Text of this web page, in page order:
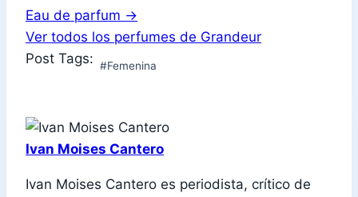
Eau de parfum →
Ver todos los perfumes de Grandeur
Post Tags: #Femenina
Ivan Moises Cantero
Ivan Moises Cantero es periodista, crítico de